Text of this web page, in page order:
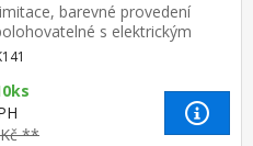
barevné provedení
s elektrickým
zvednutí křesla pro
**